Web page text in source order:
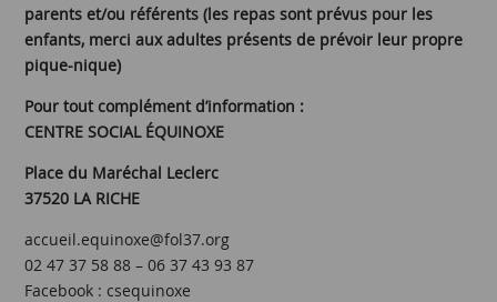
parents et/ou référents (les repas sont prévus pour les
enfants, merci aux adultes présents de prévoir leur propre
pique-nique)
Pour tout complément d’information :
CENTRE SOCIAL ÉQUINOXE
Place du Maréchal Leclerc
37520 LA RICHE
accueil.equinoxe@fol37.org
02 47 37 58 88 – 06 37 43 93 87
Facebook : csequinoxe